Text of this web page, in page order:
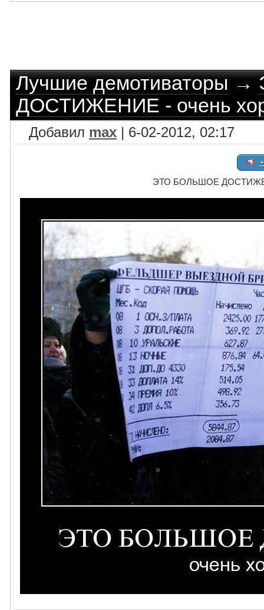
Лучшие демотиваторы→
ДОСТИЖЕНИЕ - очень
Добавил max | 6-02-2012, 02:17
ЭТО БОЛЬШОЕ